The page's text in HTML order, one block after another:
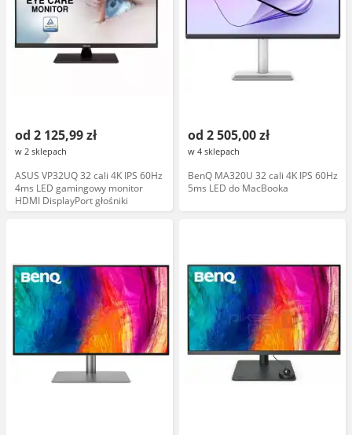
od 2 125,99 zł
w 2 sklepach
ASUS VP32UQ 32 cali 4K IPS 60Hz
4ms LED gamingowy monitor
HDMI DisplayPort głośniki
od 2 505,00 zł
w 4 sklepach
BenQ MA320U 32 cali 4K IPS 60Hz
5ms LED do MacBooka